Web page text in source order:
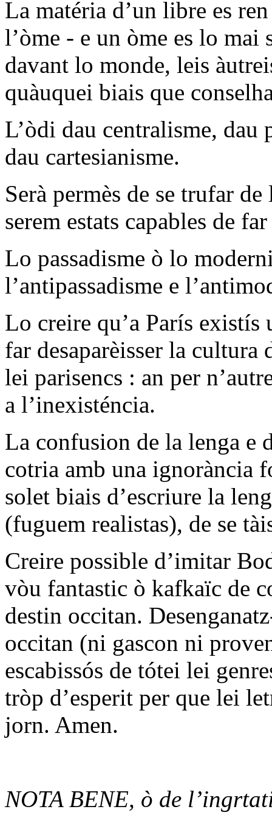
La matéria d’un libre es
l’òme - e un òme es lo mai
davant lo monde, leis
quàuquei biais que
L’òdi dau centralisme, dau
dau cartesianisme.
Serà permès de se trufar
serem estats capables de
Lo passadisme ò lo
l’antipassadisme e
Lo creire qu’a París existís
far desaparèisser la cultura
lei parisencs : an per
a l’inexisténcia.
La confusion de la lenga e
cotria amb una ignorància
solet biais d’escriure la
(fuguem realistas), de se
Creire possible d’imitar
vòu fantastic ò kafkaïc de
destin occitan.
occitan (ni gascon ni
escabissós de tótei lei
tròp d’esperit per que lei
jorn. Amen.
NOTA BENE, ò de